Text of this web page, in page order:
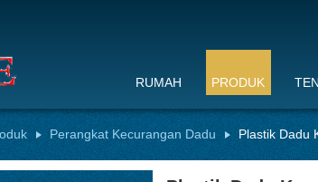
RUMAH PRODUK
Perangkat Kecurangan Dadu Plastik Dadu